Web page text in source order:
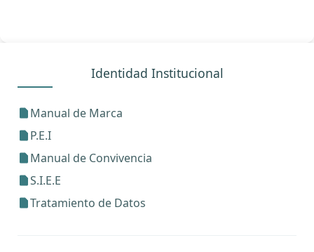
Identidad Institucional
Manual de Marca
P.E.I
Manual de Convivencia
S.I.E.E
Tratamiento de Datos